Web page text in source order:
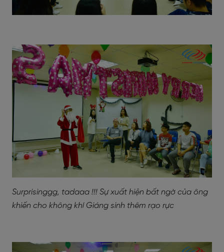
Surprisinggg, tadaaa !!! Sự xuất hiện bất ngờ của ông
khiến cho không khí Giáng sinh thêm rạo rực